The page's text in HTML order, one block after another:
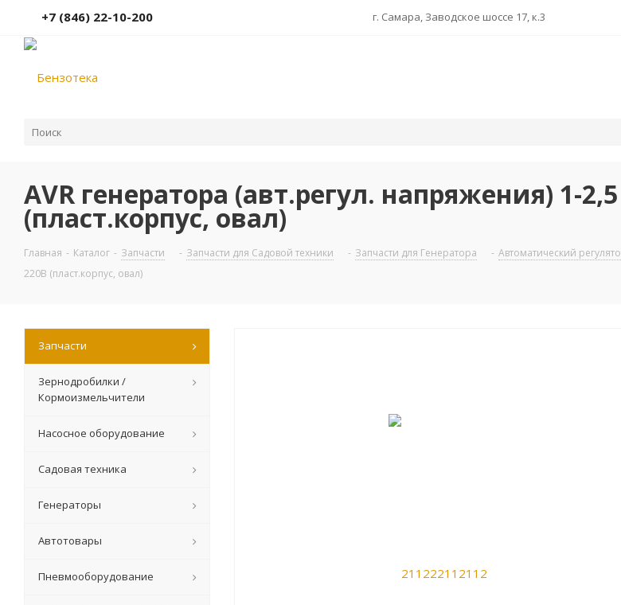
+7 (846) 22-10-200 г. Самара, Заводское шоссе 17, к.3
AVR генератора (авт.регул. напряжения) 1-
(пласт.корпус, овал)
Главная - Каталог - Запчасти - Запчасти для Садовой техники - Запчасти для Генератора - Автоматический
220В (пласт.корпус, овал)
Запчасти
Зернодробилки /
Кормоизмельчители
Насосное оборудование
Садовая техника
Генераторы
Автотовары
Пневмооборудование